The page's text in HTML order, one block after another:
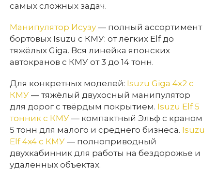
самых сложных задач.
Манипулятор Исузу— полный ассортимент
бортовых Isuzu с КМУ: от лёгких Elf до
тяжёлых Giga. Вся линейка японских
автокранов с КМУ от 3 до 14 тонн.
Для конкретных моделей: Isuzu Giga 4x2 с
КМУ — тяжёлый двухосный манипулятор
для дорог с твёрдым покрытием. Isuzu Elf 5
тонник с КМУ — компактный Эльф с краном
5 тонн для малого и среднего бизнеса. Isuzu
Elf 4x4 с КМУ — полноприводный
двухкабинник для работы на бездорожье и
удалённых объектах.